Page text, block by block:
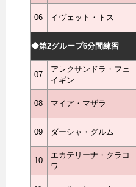
06 イヴェット・トス
◆第2グループ6分間練習
07
アレクサンドラ・フェ
イギン
08 マイア・マザラ
09 ダーシャ・グルム
10
エカテリーナ・クラコ
ワ